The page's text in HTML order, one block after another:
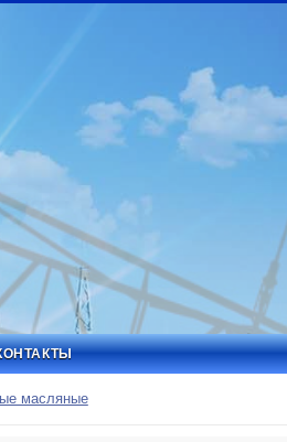
масляные